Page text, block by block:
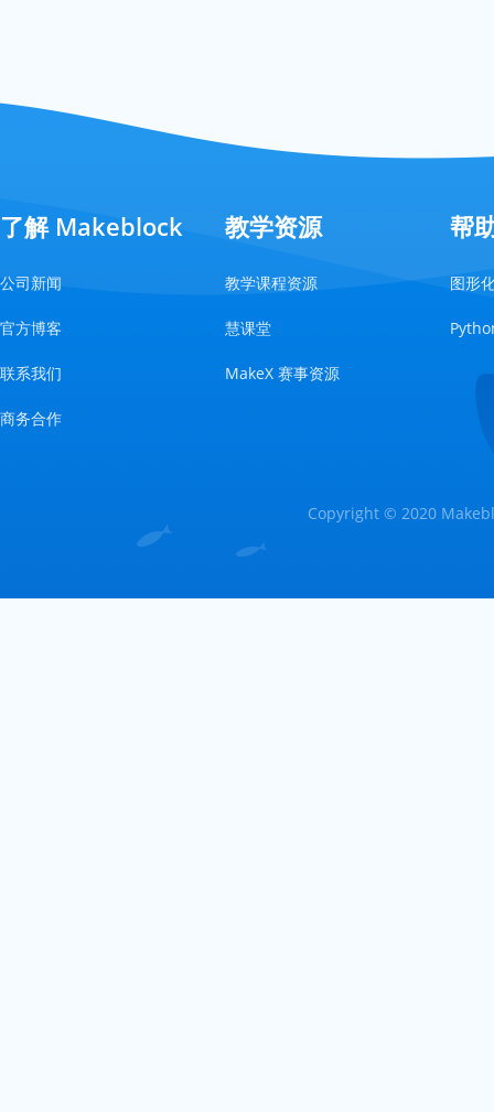
了解 Makeblock
公司新闻
官方博客
联系我们
商务合作
教学资源
教学课程资源
慧课堂
MakeX 赛事资源
帮
图形
Copyright © 2020